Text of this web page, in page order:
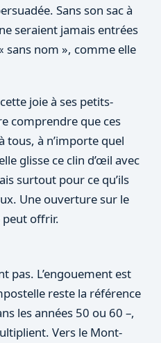
Sans son sac à
seraient jamais entrées
sans nom », comme elle
joie à ses petits-
comprendre que ces
tous, à n’importe quel
glisse ce clin d’œil avec
surtout pour ce qu’ils
Une ouverture sur le
peut offrir.
pas. L’engouement est
reste la référence
les années 50 ou 60 –,
Vers le Mont-